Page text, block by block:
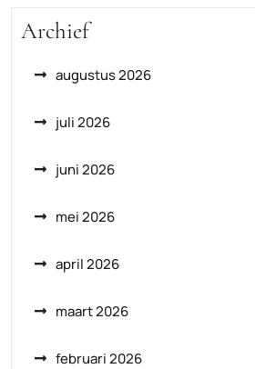
Archief
augustus 2026
juli 2026
juni 2026
mei 2026
april 2026
maart 2026
februari 2026